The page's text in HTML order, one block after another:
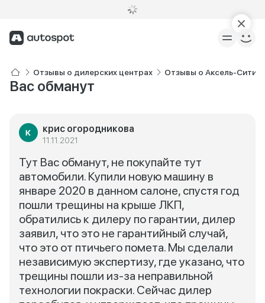
Отзывы о дилерских центрах Отзывы о Аксель-Сити
Вас обманут
крис огородникова
11.11.2021
Тут Вас обманут, не покупайте тут
автомобили. Купили новую машину в
январе 2020 в данном салоне, спустя год
пошли трещины на крыше ЛКП,
обратились к дилеру по гарантии, дилер
заявил, что это не гарантийный случай,
что это от птичьего помета. Мы сделали
независимую экспертизу, где указано, что
трещины пошли из-за неправильной
технологии покраски. Сейчас дилер